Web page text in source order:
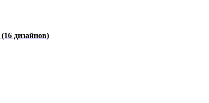
(16 дизайнов)